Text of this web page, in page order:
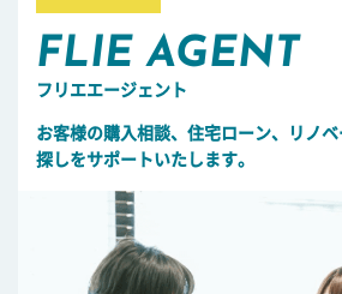
FLIE AGENT
フリエエージェント
お客様の購入相談、住宅ローン、リノ
探しをサポートいたします。